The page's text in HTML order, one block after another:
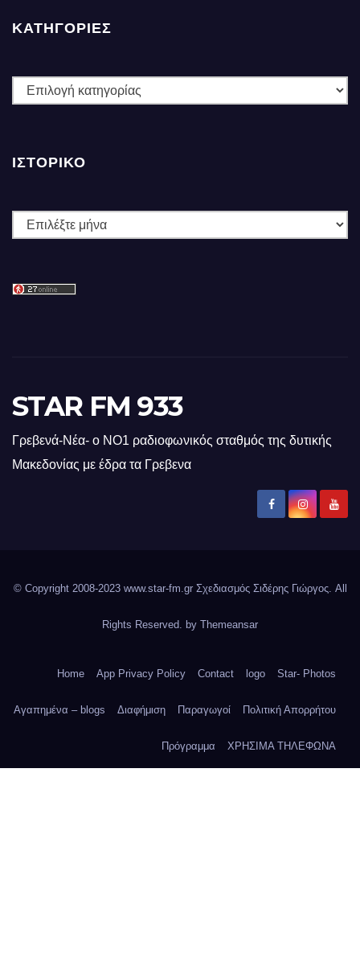
ΚΑΤΗΓΟΡΙΕΣ
ΚΑΤΗΓΟΡΙΕΣ
ΙΣΤΟΡΙΚΌ
Ιστορικό
STAR FM 933
Γρεβενά-Νέα- ο ΝΟ1 ραδιοφωνικός σταθμός της δυτικής
Μακεδονίας με έδρα τα Γρεβενα
© Copyright 2008-2023 www.star-fm.gr Σχεδιασμός Σιδέρης Γιώργος. All
Rights Reserved. by Themeansar
Home App Privacy Policy Contact logo Star- Photos
Αγαπημένα – blogs Διαφήμιση Παραγωγοί Πολιτική Απορρήτου
Πρόγραμμα ΧΡΗΣΙΜΑ ΤΗΛΕΦΩΝΑ